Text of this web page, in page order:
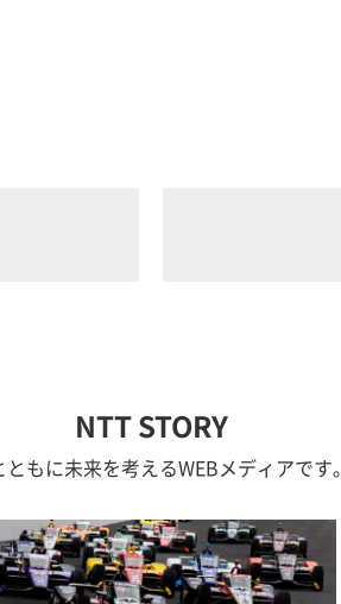
NTT STORY
もに未来を考えるWEBメディアです。